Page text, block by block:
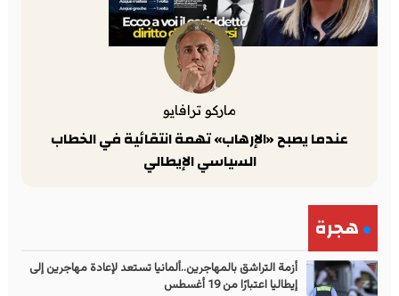
ماركو ترافايو
عندما يصبح «الإرهاب» تهمة انتقائية في الخطاب
السياسي الإيطالي
هجرة
أزمة التراشق بالمهاجرين..ألمانيا تستعد لإعادة مهاجرين إلى
إيطاليا اعتبارًا من 19 أغسطس